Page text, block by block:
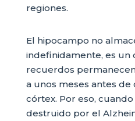
regiones.
El hipocampo no
indefinidamente, es un
recuerdos
a unos meses antes de
córtex. Por eso,
destruido por el